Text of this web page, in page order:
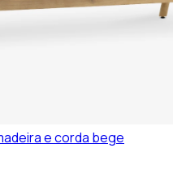
e corda bege